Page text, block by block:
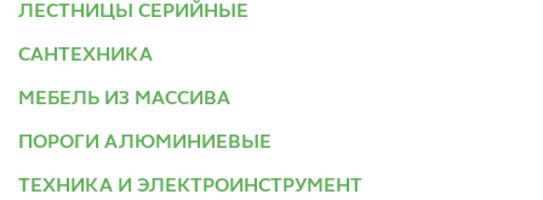
ЛЕСТНИЦЫ СЕРИЙНЫЕ
САНТЕХНИКА
МЕБЕЛЬ ИЗ МАССИВА
ПОРОГИ АЛЮМИНИЕВЫЕ
ТЕХНИКА И ЭЛЕКТРОИНСТРУМЕНТ